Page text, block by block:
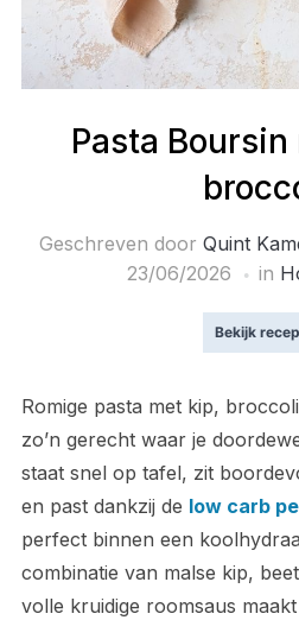
Pasta
Geschreven door Quint
23/06/2026
in
Bekijk
Romige pasta met kip,
zo’n gerecht waar je
staat snel op tafel, zit
en past dankzij de low carb
perfect binnen een
combinatie van malse kip,
volle kruidige roomsaus